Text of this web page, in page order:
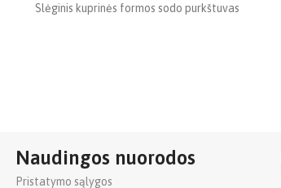
Slėginis kuprinės formos sodo purkštuvas
Naudingos nuorodos
Pristatymo sąlygos